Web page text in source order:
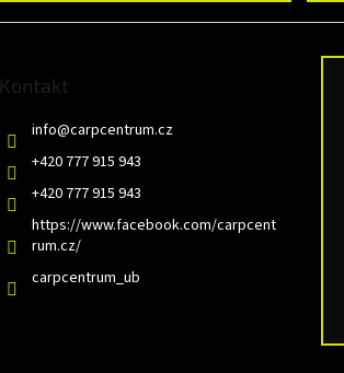
Kontakt
info@carpcentrum.cz
+420 777 915 943
+420 777 915 943
https://www.facebook.com/carpcent
rum.cz/
carpcentrum_ub